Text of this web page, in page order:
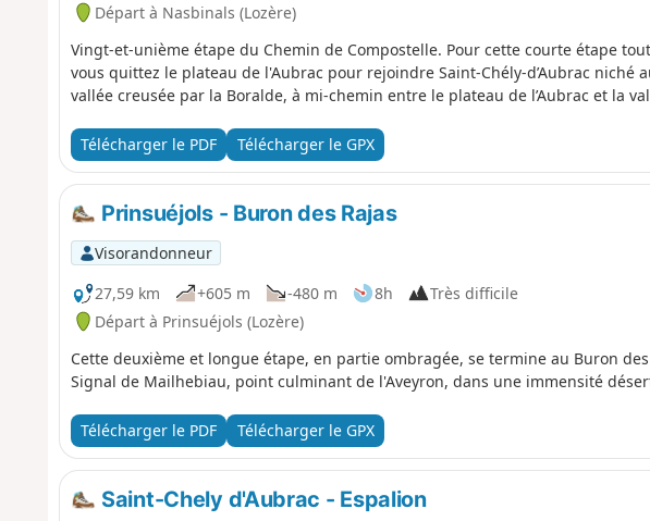
Départ à Nasbinals (Lozère)
Vingt-et-unième étape du Chemin de Compostelle. Pour cette courte étape
vous quittez le plateau de l'Aubrac pour rejoindre Saint-Chély-d’Aubrac niché
vallée creusée par la Boralde, à mi-chemin entre le plateau de l’Aubrac et la
Télécharger le PDF Télécharger le GPX
Prinsuéjols - Buron des Rajas
Visorandonneur
27,59 km
+605 m -480 m 8h
Très difficile
Départ à Prinsuéjols (Lozère)
Cette deuxième et longue étape, en partie ombragée, se termine au Buron
Signal de Mailhebiau, point culminant de l'Aveyron, dans une immensité
Télécharger le PDF Télécharger le GPX
Saint-Chely d'Aubrac - Espalion